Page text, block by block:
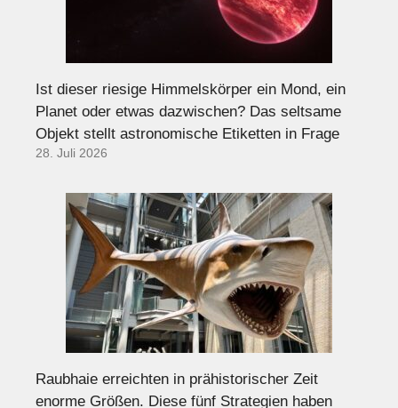
Ist dieser riesige Himmelskörper ein Mond, ein
Planet oder etwas dazwischen? Das seltsame
Objekt stellt astronomische Etiketten in Frage
28. Juli 2026
Raubhaie erreichten in prähistorischer Zeit
enorme Größen. Diese fünf Strategien haben